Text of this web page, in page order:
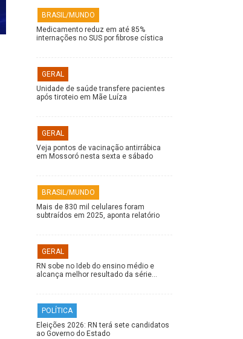
BRASIL/MUNDO
Medicamento reduz em até 85%
internações no SUS por fibrose cística
GERAL
Unidade de saúde transfere pacientes
após tiroteio em Mãe Luíza
GERAL
Veja pontos de vacinação antirrábica
em Mossoró nesta sexta e sábado
BRASIL/MUNDO
Mais de 830 mil celulares foram
subtraídos em 2025, aponta relatório
GERAL
RN sobe no Ideb do ensino médio e
alcança melhor resultado da série…
POLÍTICA
Eleições 2026: RN terá sete candidatos
ao Governo do Estado